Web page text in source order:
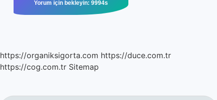
https://organiksigorta.com https://duce.com.tr
https://cog.com.tr Sitemap